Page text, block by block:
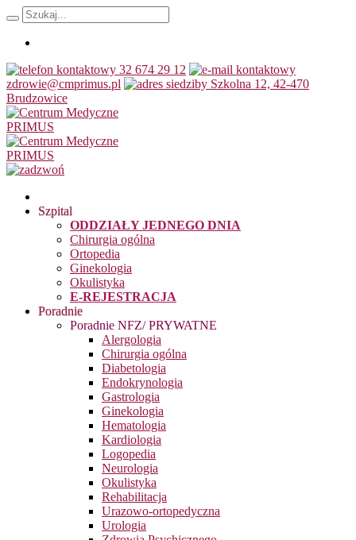
32 674 29 12
zdrowie@cmprimus.pl
Szkolna 12, 42-470
Brudzowice
Szpital
ODDZIAŁY JEDNEGO DNIA
Chirurgia ogólna
Ortopedia
Ginekologia
Okulistyka
E-REJESTRACJA
Poradnie
Poradnie NFZ/ PRYWATNE
Alergologia
Chirurgia ogólna
Diabetologia
Endokrynologia
Gastrologia
Ginekologia
Hematologia
Kardiologia
Logopedia
Neurologia
Okulistyka
Rehabilitacja
Urazowo-ortopedyczna
Urologia